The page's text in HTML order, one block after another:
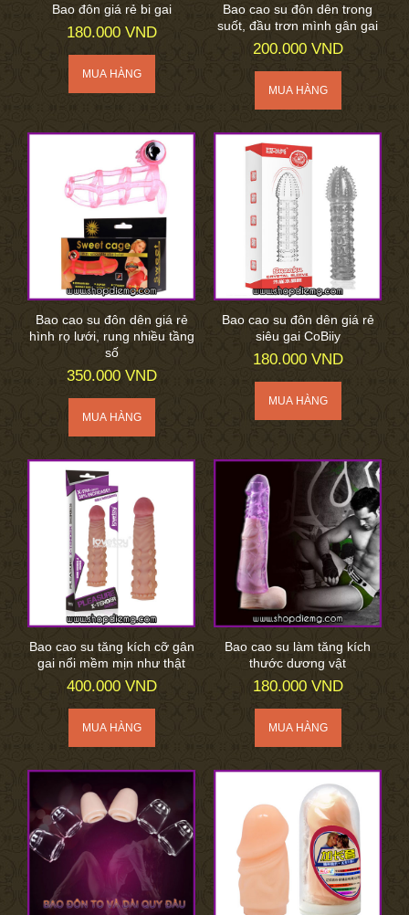
Bao đôn giá rẻ bi gai
180.000 VND
Bao cao su đôn dên trong
suốt, đầu trơn mình gân gai
200.000 VND
Bao cao su đôn dên giá rẻ
hình rọ lưới, rung nhiều tầng
số
350.000 VND
Bao cao su đôn dên giá rẻ
siêu gai CoBiiy
180.000 VND
Bao cao su tăng kích cỡ gân
gai nổi mềm mịn như thật
400.000 VND
Bao cao su làm tăng kích
thước dương vật
180.000 VND